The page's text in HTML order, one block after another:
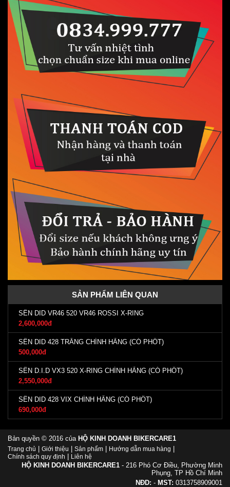
SẢN PHẨM LIÊN QUAN
SÊN DID VR46 520 VR46 ROSSI X-RING
2,600,000đ
SÊN DID 428 TRẮNG CHÍNH HÃNG (CÓ PHỐT)
500,000đ
SÊN D.I.D VX3 520 X-RING CHÍNH HÃNG (CÓ PHỐT)
2,550,000đ
SÊN DID 428 VIX CHÍNH HÃNG (CÓ PHỐT)
690,000đ
Bản quyền © 2016 của HỘ KINH DOANH BIKERCARE1
Trang chủ | Giới thiệu | Sản phẩm | Hướng dẫn mua hàng |
Chính sách quy định | Liên hệ
HỘ KINH DOANH BIKERCARE1 - 216 Phó Cơ Điều, Phường Minh
Phụng, TP Hồ Chí Minh
NĐD: - MST: 0313758909001